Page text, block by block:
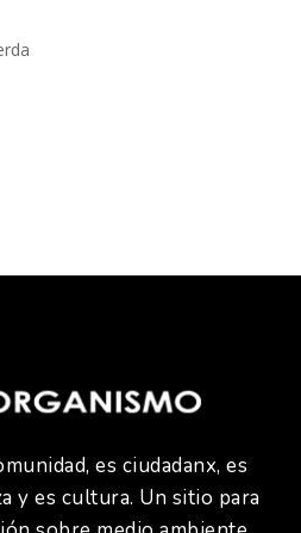
es ciudadanx, es
y es cultura. Un sitio para